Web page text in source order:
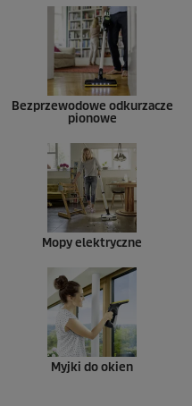
Bezprzewodowe odkurzacze
pionowe
Mopy elektryczne
Myjki do okien